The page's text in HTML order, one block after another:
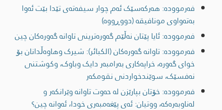
فەرموودە: هەرکەسێک ئەم چوار سیفەتەی تێدا بێت ئەوا
بەتەواوی مونافیقە (دووڕووە)
فەرموودە: ئایا پێتان نەڵێم گەورەترینی تاوانە گەورەکان چین
فەرموودە: تاوانە گەورەکان (الکبائر): شیرک وهاوەڵدانان بۆ
خوای گەورە، خراپەکاری بەرامبەر دایک وباوک، وکوشتنی
نەفسێک، سوێندخواردنی نقومکەر
فەرموودە: خۆتان بپارێزن لە حەوت تاوانە وێرانکەر و
لەناوبەرەکە، ووتیان: ئەی پێغەمبەری خودا، ئەوانە چین؟